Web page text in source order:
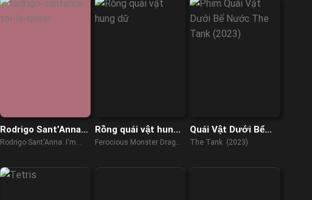
Rodrigo Sant’Anna:
Tôi là queer!
Rodrigo Sant'Anna: I'm
Rồng quái vật hung
dữ
Ferocious Monster Dragon
Quái Vật Dưới Bể
Nước
The Tank (2023)